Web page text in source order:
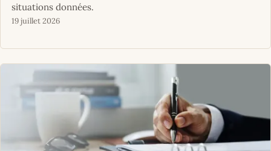
situations données.
19 juillet 2026